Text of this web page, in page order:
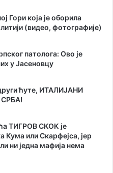
Гори која је оборила
(видео, фотографије)
патолога: Ово је
у Јасеновцу
ћуте, ИТАЛИЈАНИ
СРБА!
ТИГРОВ СКОК је
Кума или Скарфејса, јер
ни једна мафија нема